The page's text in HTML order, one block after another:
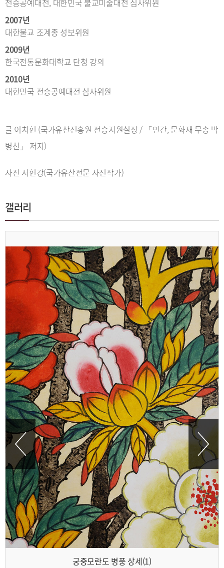
전승공예대전, 대한민국 불교미술대전 심사위원
2007년
대한불교 조계종 성보위원
2009년
한국전통문화대학교 단청 강의
2010년
대한민국 전승공예대전 심사위원
글 이치헌 (국가유산진흥원 전승지원실장 / 「인간, 문화재 무송 박
병천」 저자)
사진 서헌강(국가유산전문 사진작가)
갤러리
궁중모란도 병풍 상세(1)